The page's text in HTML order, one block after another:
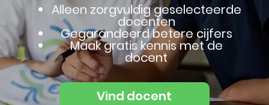
Alleen zorgvuldig geselecteerde
docenten
Gegarandeerd betere cijfers
Maak gratis kennis met de
docent
Vind docent